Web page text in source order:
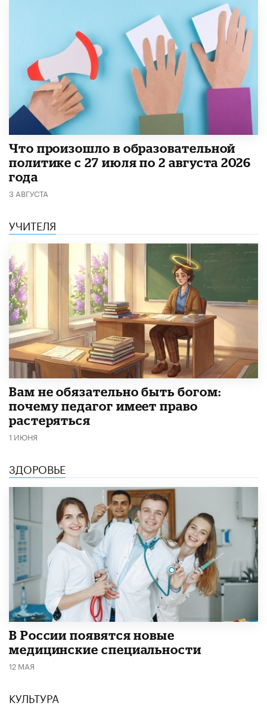
​Что произошло в образовательной
политике с 27 июля по 2 августа 2026
года
3 АВГУСТА
УЧИТЕЛЯ
​Вам не обязательно быть богом:
почему педагог имеет право
растеряться
1 ИЮНЯ
ЗДОРОВЬЕ
В России появятся новые
медицинские специальности
12 МАЯ
КУЛЬТУРА